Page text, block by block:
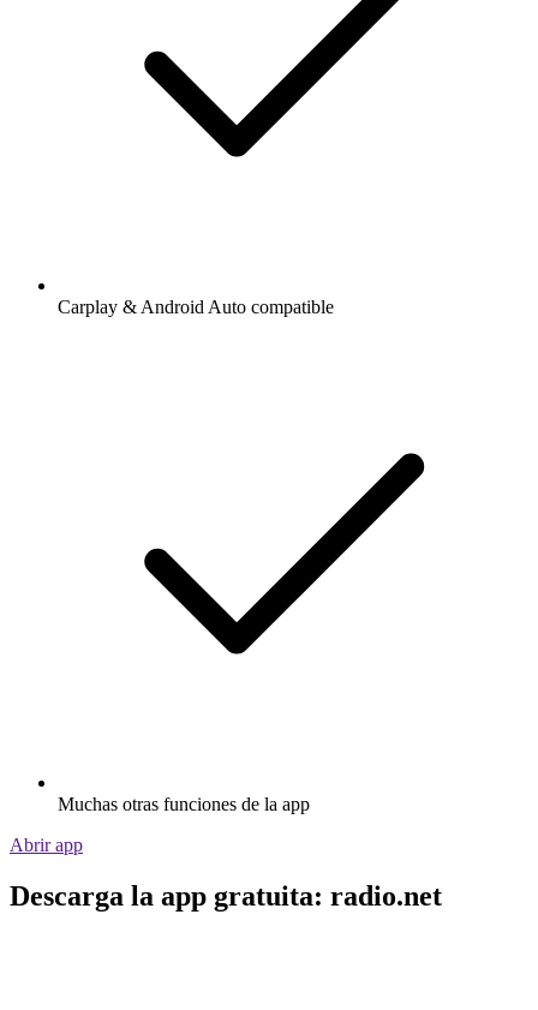
Carplay & Android Auto compatible
Muchas otras funciones de la app
Abrir app
Descarga la app gratuita: radio.net